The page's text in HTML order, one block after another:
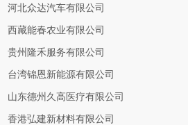
河北众达汽车有限公司
西藏能春农业有限公司
贵州隆禾服务有限公司
台湾锦恩新能源有限公司
山东德州久高医疗有限公司
香港弘建新材料有限公司